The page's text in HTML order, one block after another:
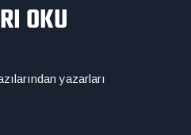
yazarları